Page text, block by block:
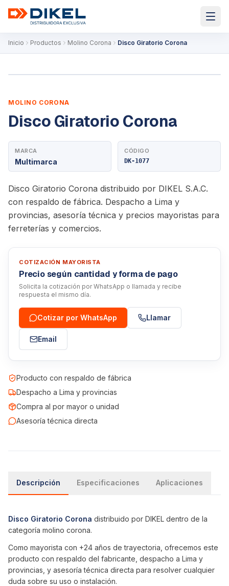
Inicio Productos Molino Corona Disco Giratorio Corona
MOLINO CORONA
Disco Giratorio Corona
MARCA
Multimarca
CÓDIGO
DK-1077
Disco Giratorio Corona distribuido por DIKEL S.A.C.
con respaldo de fábrica. Despacho a Lima y
provincias, asesoría técnica y precios mayoristas para
ferreterías y comercios.
COTIZACIÓN MAYORISTA
Precio según cantidad y forma de pago
Solicita la cotización por WhatsApp o llamada y recibe
respuesta el mismo día.
Cotizar por WhatsApp Llamar
Email
Producto con respaldo de fábrica
Despacho a Lima y provincias
Compra al por mayor o unidad
Asesoría técnica directa
Descripción Especificaciones Aplicaciones
Disco Giratorio Corona distribuido por DIKEL dentro de la
categoría molino corona.
Como mayorista con +24 años de trayectoria, ofrecemos este
producto con respaldo del fabricante, despacho a Lima y
provincias, y asesoría técnica directa para resolver cualquier
duda sobre su uso o instalación.